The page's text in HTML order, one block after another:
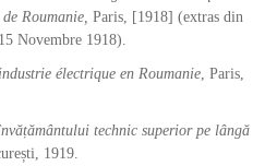
Roumanie, Paris, [1918] (extras din
Novembre 1918).
électrique en Roumanie, Paris,
technic superior pe lângă
1919.